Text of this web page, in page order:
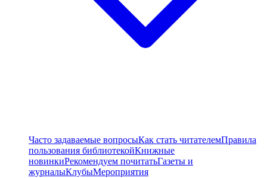
Часто задаваемые вопросыКак стать читателемПравила
пользования библиотекойКнижные
новинкиРекомендуем почитатьГазеты и
журналыКлубыМероприятия